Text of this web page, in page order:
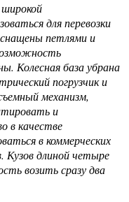
для перевозки
петлями и
Колесная база убрана
погрузчик и
механизм,
и
в качестве
в коммерческих
Кузов длиной четыре
возить сразу два